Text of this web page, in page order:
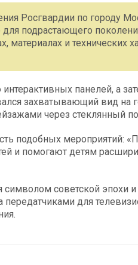
Росгвардии по городу
подрастающего
материалах и технических
панелей, а
захватывающий вид на
через стеклянный
подобных мероприятий:
и помогают детям
символом советской эпохи
для